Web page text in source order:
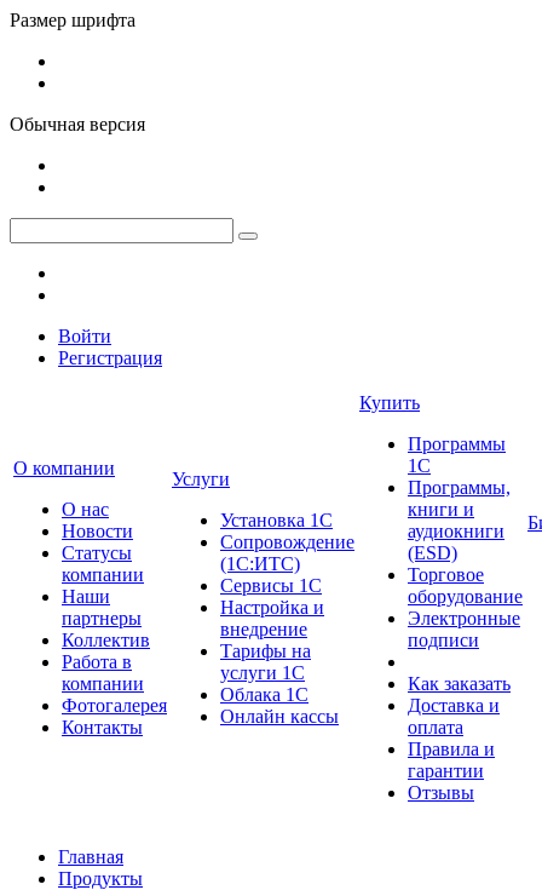
Размер шрифта
Обычная версия
Войти
Регистрация
О компании
О нас
Новости
Cтатусы
компании
Наши
партнеры
Коллектив
Работа в
компании
Фотогалерея
Контакты
Услуги
Установка 1С
Сопровождение
(1С:ИТС)
Сервисы 1С
Настройка и
внедрение
Тарифы на
услуги 1С
Облака 1С
Онлайн кассы
Купить
Программы
1С
Программы,
книги и
аудиокниги
(ESD)
Торговое
оборудование
Электронные
подписи
Как заказать
Доставка и
оплата
Правила и
гарантии
Отзывы
Главная
Продукты